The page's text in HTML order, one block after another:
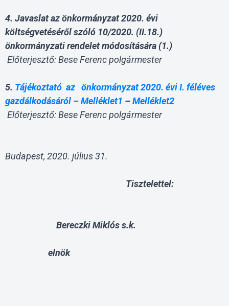
4. Javaslat az önkormányzat 2020. évi
költségvetéséről szóló 10/2020. (II.18.)
önkormányzati rendelet módosítására (1.)
Előterjesztő: Bese Ferenc polgármester
5. Tájékoztató az önkormányzat 2020. évi I. féléves
gazdálkodásáról –Melléklet1 –Melléklet2
Előterjesztő: Bese Ferenc polgármester
Budapest, 2020. július 31.
Tisztelettel:
Bereczki Miklós s.k.
elnök